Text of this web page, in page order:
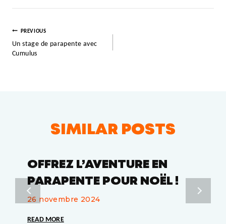
PREVIOUS
Un stage de parapente avec
Cumulus
SIMILAR POSTS
OFFREZ L’AVENTURE EN
PARAPENTE POUR NOËL !
26 novembre 2024
READ MORE